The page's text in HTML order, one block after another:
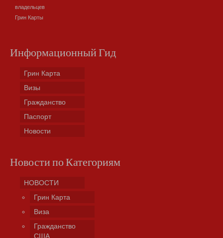
владельцев
Грин Карты
Информационный Гид
Грин Карта
Визы
Гражданство
Паспорт
Новости
Новости по Категориям
НОВОСТИ
Грин Карта
Виза
Гражданство
США